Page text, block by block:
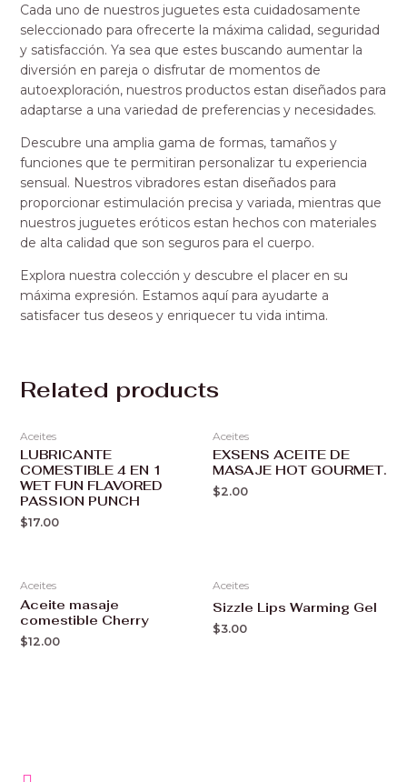
Cada uno de nuestros juguetes esta cuidadosamente
seleccionado para ofrecerte la máxima calidad, seguridad
y satisfacción. Ya sea que estes buscando aumentar la
diversión en pareja o disfrutar de momentos de
autoexploración, nuestros productos estan diseñados para
adaptarse a una variedad de preferencias y necesidades.
Descubre una amplia gama de formas, tamaños y
funciones que te permitiran personalizar tu experiencia
sensual. Nuestros vibradores estan diseñados para
proporcionar estimulación precisa y variada, mientras que
nuestros juguetes eróticos estan hechos con materiales
de alta calidad que son seguros para el cuerpo.
Explora nuestra colección y descubre el placer en su
máxima expresión. Estamos aquí para ayudarte a
satisfacer tus deseos y enriquecer tu vida intima.
Related products
Aceites
LUBRICANTE
COMESTIBLE 4 EN 1
WET FUN FLAVORED
PASSION PUNCH
$17.00
Aceites
EXSENS ACEITE DE
MASAJE HOT GOURMET.
$2.00
Aceites
Aceite masaje
comestible Cherry
$12.00
Aceites
Sizzle Lips Warming Gel
$3.00